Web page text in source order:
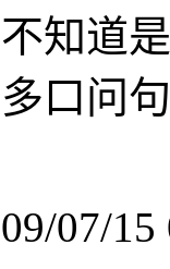
知道
口问句
07/15